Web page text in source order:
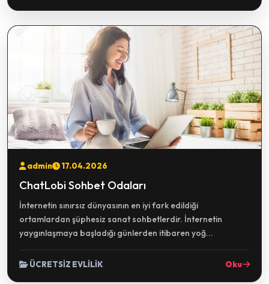
admin 17.04.2026
ChatLobi Sohbet Odaları
İnternetin sınırsız dünyasının en iyi fark edildiği
ortamlardan şüphesiz sanat sohbetlerdir. İnternetin
yaygınlaşmaya başladığı günlerden itibaren yoğ...
ÜCRETSİZ EVLİLİK Oku